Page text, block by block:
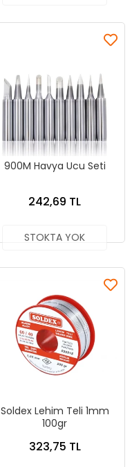
900M Havya Ucu Seti
242,69 TL
STOKTA YOK
Soldex Lehim Teli 1mm
100gr
323,75 TL